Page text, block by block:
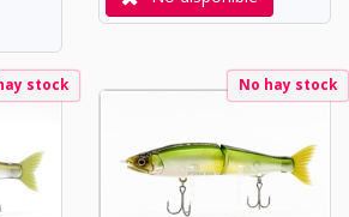
stock No hay stock